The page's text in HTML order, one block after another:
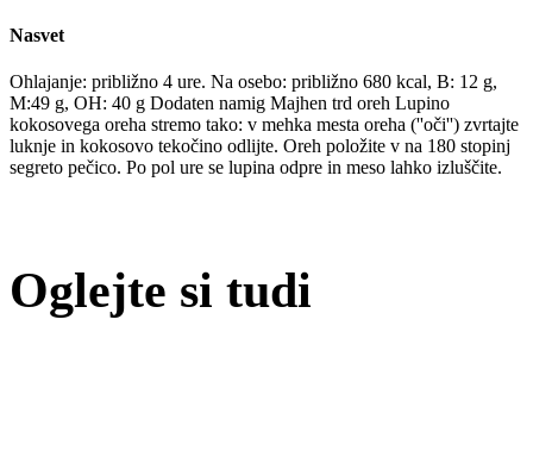
Nasvet
Ohlajanje: približno 4 ure. Na osebo: približno 680 kcal, B: 12 g,
M:49 g, OH: 40 g Dodaten namig Majhen trd oreh Lupino
kokosovega oreha stremo tako: v mehka mesta oreha (''oči'') zvrtajte
luknje in kokosovo tekočino odlijte. Oreh položite v na 180 stopinj
segreto pečico. Po pol ure se lupina odpre in meso lahko izluščite.
Oglejte si tudi